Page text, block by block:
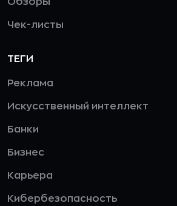
Обзоры
Чек-листы
ТЕГИ
Реклама
Искусственный интеллект
Банки
Бизнес
Карьера
Кибербезопасность